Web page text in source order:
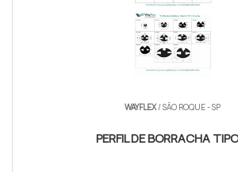
WAYFLEX/ SÃO ROQUE - SP
PERFIL DE BORRACHA